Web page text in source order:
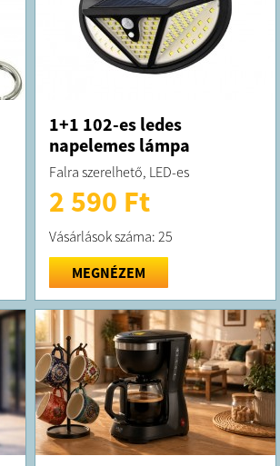
1+1 102-es ledes
napelemes lámpa
Falra szerelhető, LED-es
2 590 Ft
Vásárlások száma: 25
MEGNÉZEM